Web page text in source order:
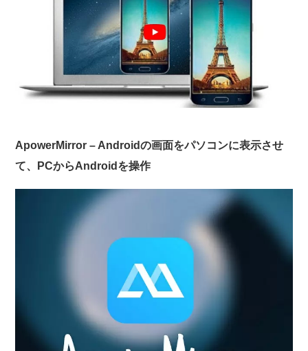
ApowerMirror – Androidの画面をパソコンに表示させ
て、PCからAndroidを操作